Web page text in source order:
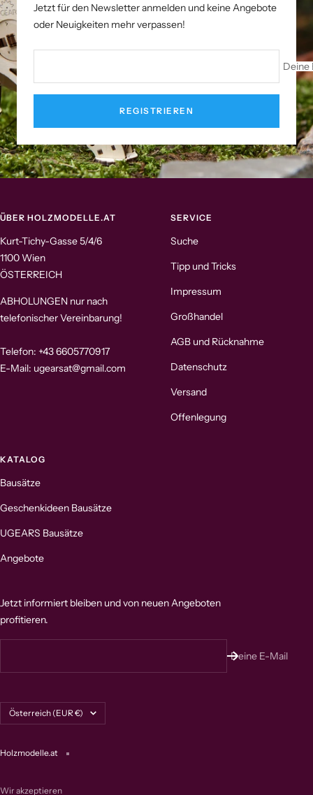
Jetzt für den Newsletter anmelden und keine Angebote
oder Neuigkeiten mehr verpassen!
Deine
REGISTRIEREN
ÜBER HOLZMODELLE.AT
Kurt-Tichy-Gasse 5/4/6
1100 Wien
ÖSTERREICH
ABHOLUNGEN nur nach
telefonischer Vereinbarung!
Telefon: +43 6605770917
E-Mail: ugearsat@gmail.com
SERVICE
Suche
Tipp und Tricks
Impressum
Großhandel
AGB und Rücknahme
Datenschutz
Versand
Offenlegung
KATALOG
Bausätze
Geschenkideen Bausätze
UGEARS Bausätze
Angebote
Jetzt informiert bleiben und von neuen Angeboten
profitieren.
Deine E-Mail
Land/Region
Österreich (EUR €)
Holzmodelle.at
Wir akzeptieren